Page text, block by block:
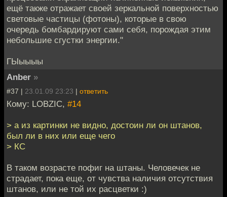
ещё также отражает своей зеркальной поверхностью
световые частицы (фотоны), которые в свою
очередь бомбардируют сами себя, порождая этим
небольшие сгустки энергии."
ГЫыыыы
Anber »
#37 | 23.01.09 23:23 | ответить
Кому: LOBZIC, #14
> а из картинки не видно, достоин ли он штанов,
был ли в них или еще чего
> КС
В таком возрасте пофиг на штаны. Человечек не
страдает, пока еще, от чувства наличия отсутствия
штанов, или не той их расцветки :)